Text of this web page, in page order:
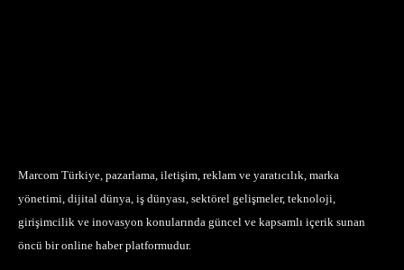
Marcom Türkiye, pazarlama, iletişim, reklam ve yaratıcılık, marka
yönetimi, dijital dünya, iş dünyası, sektörel gelişmeler, teknoloji,
girişimcilik ve inovasyon konularında güncel ve kapsamlı içerik sunan
öncü bir online haber platformudur.